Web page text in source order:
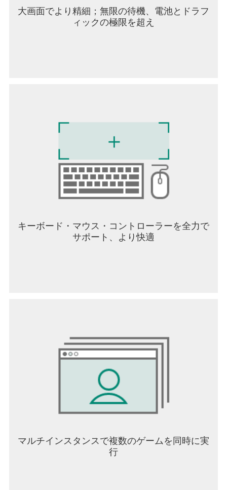
・ドラマ、アニメ、バラエティ、スポーツ、ニュ
ースなど様々なジャンルのテレビ番組を視聴した
TVer対応のスマートテレビかストリーミングデバ
イス等を利用することでテレビでもTVerをお楽し
みいただけます。
詳しくは以下のページをご覧ください。
【対応テレビデバイス】
https://tver.jp/_s/campaign/tvapp_promotion/
◎プライバシーポリシー https://tver.jp/privacypolicy
大画面でより精細；無限の待機、電池とドラフ
ィックの極限を超え
キーボード・マウス・コントローラーを全力で
サポート、より快適
マルチインスタンスで複数のゲームを同時に実
行